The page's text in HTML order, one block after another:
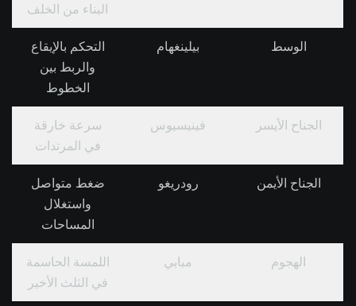
البناء من الخلف
الوسط بيلينغهام
التحكم بالإيقاع
والربط بين
الخطوط
الجناح الأيسر فينيسيوس
سرعة خارقة
في المرتدات
الجناح الأيمن رودريغو
ضغط متواصل
واستغلال
المساحات
الهجوم مبابي
اللمسة الحاسمة
في الثلث الأخير